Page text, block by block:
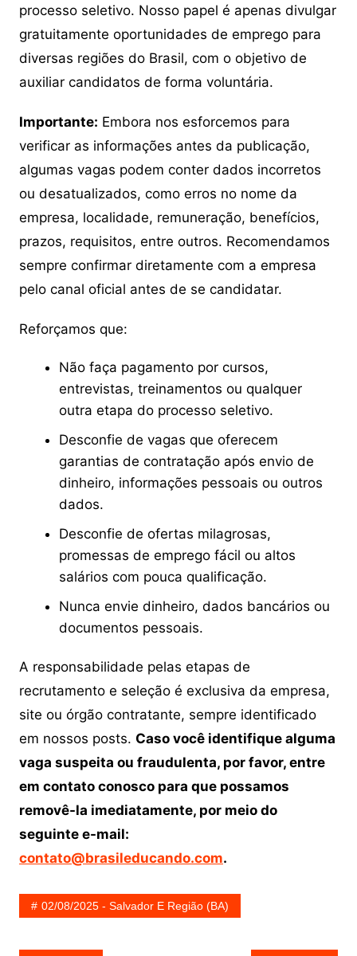
processo seletivo. Nosso papel é apenas divulgar
gratuitamente oportunidades de emprego para
diversas regiões do Brasil, com o objetivo de
auxiliar candidatos de forma voluntária.
Importante: Embora nos esforcemos para
verificar as informações antes da publicação,
algumas vagas podem conter dados incorretos
ou desatualizados, como erros no nome da
empresa, localidade, remuneração, benefícios,
prazos, requisitos, entre outros. Recomendamos
sempre confirmar diretamente com a empresa
pelo canal oficial antes de se candidatar.
Reforçamos que:
Não faça pagamento por cursos,
entrevistas, treinamentos ou qualquer
outra etapa do processo seletivo.
Desconfie de vagas que oferecem
garantias de contratação após envio de
dinheiro, informações pessoais ou outros
dados.
Desconfie de ofertas milagrosas,
promessas de emprego fácil ou altos
salários com pouca qualificação.
Nunca envie dinheiro, dados bancários ou
documentos pessoais.
A responsabilidade pelas etapas de
recrutamento e seleção é exclusiva da empresa,
site ou órgão contratante, sempre identificado
em nossos posts. Caso você identifique alguma
vaga suspeita ou fraudulenta, por favor, entre
em contato conosco para que possamos
removê-la imediatamente, por meio do
seguinte e-mail:
contato@brasileducando.com.
02/08/2025 - Salvador E Região (BA)